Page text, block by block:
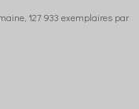
127 933 exemplaires par